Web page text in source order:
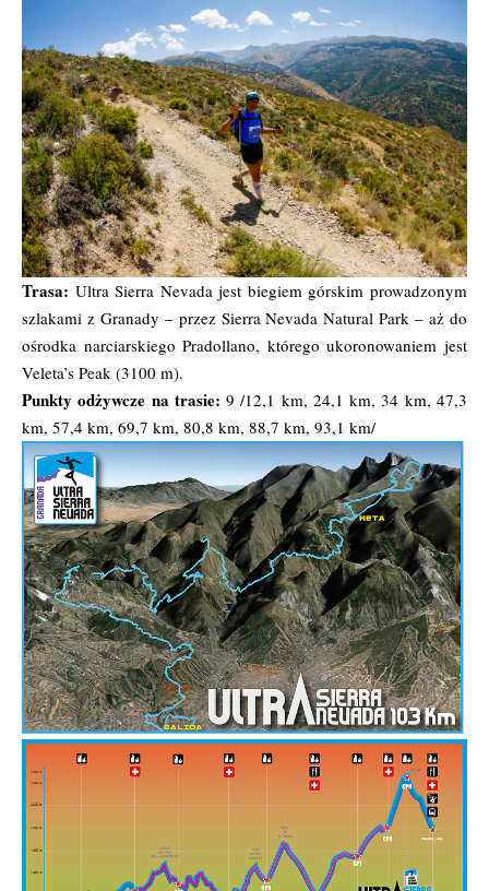
Trasa: Ultra Sierra Nevada jest biegiem górskim prowadzonym
szlakami z Granady – przez Sierra Nevada Natural Park – aż do
ośrodka narciarskiego Pradollano, którego ukoronowaniem jest
Veleta’s Peak (3100 m).
Punkty odżywcze na trasie: 9 /12,1 km, 24,1 km, 34 km, 47,3
km, 57,4 km, 69,7 km, 80,8 km, 88,7 km, 93,1 km/